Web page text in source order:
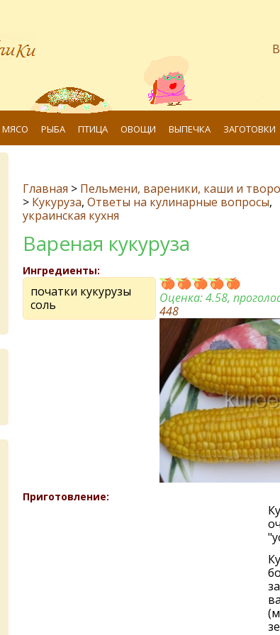
МЯСО РЫБА ПТИЦА ОВОЩИ ВЫПЕЧКА ЗАГОТОВКИ
Главная > Пельмени, вареники, каши и
> Кукуруза, Ответы на кулинарные вопросы,
украинская кухня
Вареная кукуруза
Ингредиенты:
початки кукурузы
соль
Оценка:4.58,
448
Приготовление: